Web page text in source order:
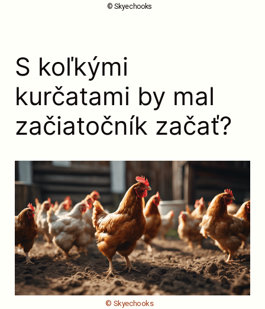
© Skyechooks
S koľkými
kurčatami by mal
začiatočník začať?
© Skyechooks